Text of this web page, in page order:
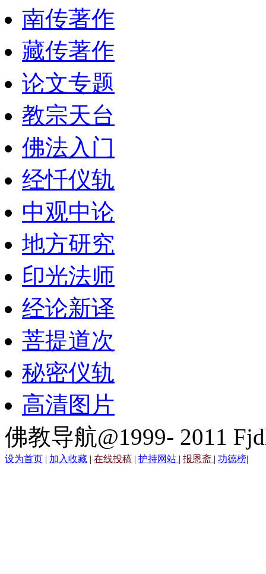
南传著作
藏传著作
论文专题
教宗天台
佛法入门
经忏仪轨
中观中论
地方研究
印光法师
经论新译
菩提道次
秘密仪轨
高清图片
佛教导航@1999- 2011
设为首页 | 加入收藏 | 在线投稿 | 护持网站 | 报恩斋 | 功德榜|